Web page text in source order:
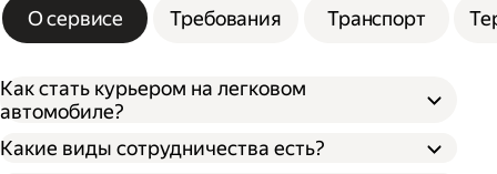
О сервисе Требования Транспорт
Как стать курьером на легковом
автомобиле?
Какие виды сотрудничества есть?